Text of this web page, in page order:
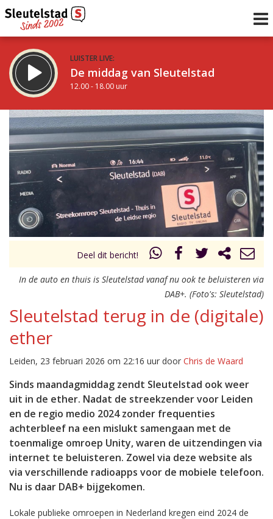
LUISTER LIVE:
De middag van Sleutelstad
12.00 - 18.00 uur
STRAKS:
De vrijdagavond met Keanu
18.00 - 19.00 uur
Vorig uur
uur 1 van 0 Volgend uur
Deel dit bericht!
In de auto en thuis is Sleutelstad vanaf nu ook te beluisteren via
DAB+. (Foto's: Sleutelstad)
Sleutelstad terug in de (digitale)
ether
Leiden, 23 februari 2026 om 22:16 uur door Chris de Waard
Sinds maandagmiddag zendt Sleutelstad ook weer
uit in de ether. Nadat de streekzender voor Leiden
en de regio medio 2024 zonder frequenties
achterbleef na een mislukt samengaan met de
toenmalige omroep Unity, waren de uitzendingen via
internet te beluisteren. Zowel via deze website als
via verschillende radioapps voor de mobiele telefoon.
Nu is daar DAB+ bijgekomen.
Lokale publieke omroepen in Nederland kregen eind 2024 de